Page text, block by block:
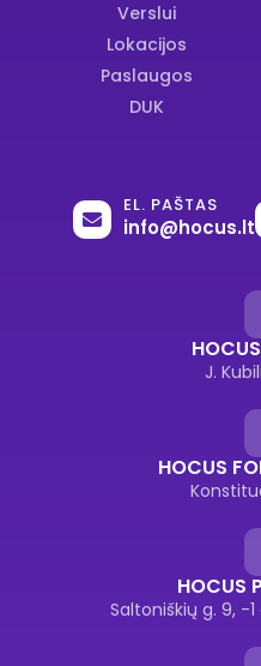
Verslui
Lokacijos
Paslaugos
DUK
EL. PAŠTAS
info@hocus.lt
J.
HOCUS
HOCUS
Saltoniškių g. 9, -